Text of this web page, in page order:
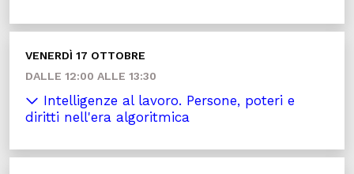
VENERDÌ 17 OTTOBRE
DALLE 12:00 ALLE 13:30
Intelligenze al lavoro. Persone, poteri e
diritti nell'era algoritmica